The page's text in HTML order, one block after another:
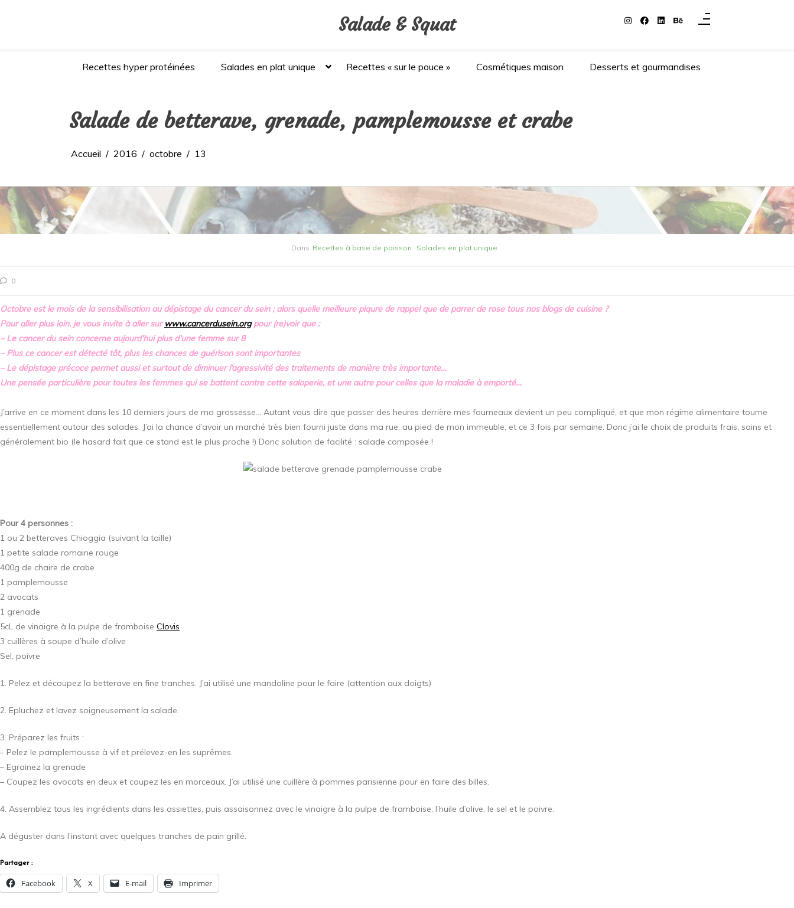
Salade & Squat
Recettes hyper protéinées Salades en plat unique Recettes « sur le pouce » Cosmétiques maison Desserts et gourmandises
Salade de betterave, grenade, pamplemousse et crabe
Accueil 2016 octobre 13
Dans Recettes à base de poisson Salades en plat unique
0
Octobre est le mois de la sensibilisation au dépistage du cancer du sein ; alors quelle meilleure piqure de rappel que de parrer de rose tous nos blogs de cuisine ?
Pour aller plus loin, je vous invite à aller sur www.cancerdusein.orgpour (re)voir que :
– Le cancer du sein concerne aujourd’hui plus d’une femme sur 8
– Plus ce cancer est détecté tôt, plus les chances de guérison sont importantes
– Le dépistage précoce permet aussi et surtout de diminuer l’agressivité des traitements de manière très importante…
Une pensée particulière pour toutes les femmes qui se battent contre cette saloperie, et une autre pour celles que la maladie à emporté…
J’arrive en ce moment dans les 10 derniers jours de ma grossesse… Autant vous dire que passer des heures derrière mes fourneaux devient un peu compliqué, et que mon régime alimentaire tourne
essentiellement autour des salades. J’ai la chance d’avoir un marché très bien fourni juste dans ma rue, au pied de mon immeuble, et ce 3 fois par semaine. Donc j’ai le choix de produits frais, sains et
généralement bio (le hasard fait que ce stand est le plus proche !) Donc solution de facilité : salade composée !
Pour 4 personnes :
1 ou 2 betteraves Chioggia (suivant la taille)
1 petite salade romaine rouge
400g de chaire de crabe
1 pamplemousse
2 avocats
1 grenade
5cL de vinaigre à la pulpe de framboise Clovis
3 cuillères à soupe d’huile d’olive
Sel, poivre
1. Pelez et découpez la betterave en fine tranches. J’ai utilisé une mandoline pour le faire (attention aux doigts)
2. Epluchez et lavez soigneusement la salade.
3. Préparez les fruits :
– Pelez le pamplemousse à vif et prélevez-en les suprêmes.
– Egrainez la grenade
– Coupez les avocats en deux et coupez les en morceaux. J’ai utilisé une cuillère à pommes parisienne pour en faire des billes.
4. Assemblez tous les ingrédients dans les assiettes, puis assaisonnez avec le vinaigre à la pulpe de framboise, l’huile d’olive, le sel et le poivre.
A déguster dans l’instant avec quelques tranches de pain grillé.
Partager :
Facebook X E-mail Imprimer